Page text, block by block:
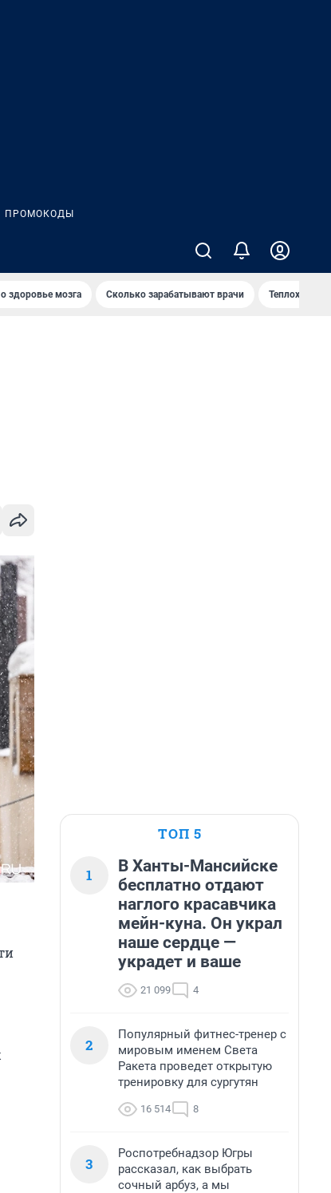
ПРОМОКОДЫ
здоровье мозга Сколько зарабатывают врачи Теплоход
ТОП 5
1
В Ханты-Мансийске
бесплатно отдают
наглого красавчика
мейн-куна. Он украл
наше сердце —
украдет и ваше
21 099 4
2
Популярный фитнес-тренер с
мировым именем Света
Ракета проведет открытую
тренировку для сургутян
16 514 8
3
Роспотребнадзор Югры
рассказал, как выбрать
сочный арбуз, а мы